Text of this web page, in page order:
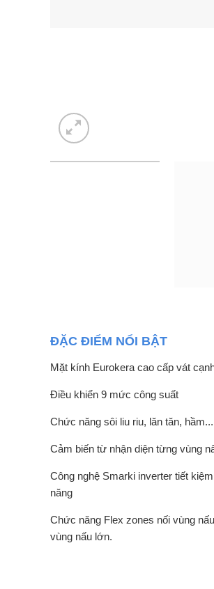
ĐẶC ĐIỂM NỔI BẬT
Mặt kính Eurokera cao cấp vát
Điều khiển 9 mức công suất
Chức năng sôi liu riu, lăn tăn, hầm...
Cảm biến từ nhận diện từng vùng
Công nghệ Smarki inverter tiết
năng
Chức năng Flex zones nối vùng
vùng nấu lớn.